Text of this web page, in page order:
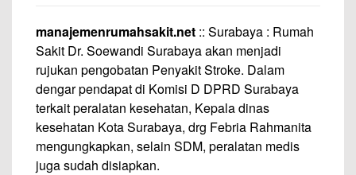
manajemenrumahsakit.net :: Surabaya : Rumah
Sakit Dr. Soewandi Surabaya akan menjadi
rujukan pengobatan Penyakit Stroke. Dalam
dengar pendapat di Komisi D DPRD Surabaya
terkait peralatan kesehatan, Kepala dinas
kesehatan Kota Surabaya, drg Febria Rahmanita
mengungkapkan, selain SDM, peralatan medis
juga sudah disiapkan.